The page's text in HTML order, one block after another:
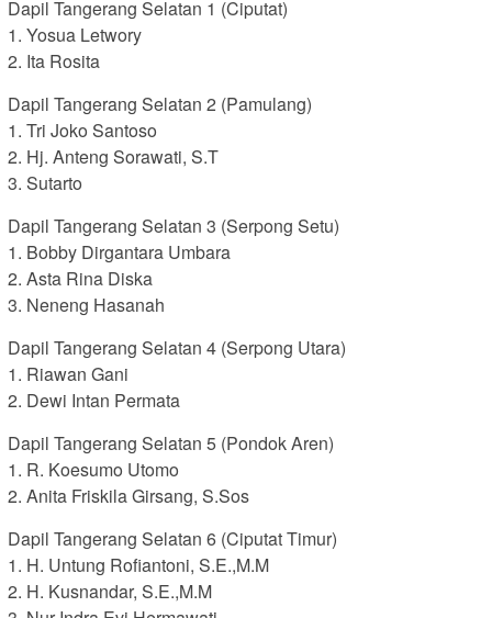
Dapil Tangerang Selatan 1 (Ciputat)
1. Yosua Letwory
2. Ita Rosita
Dapil Tangerang Selatan 2 (Pamulang)
1. Tri Joko Santoso
2. Hj. Anteng Sorawati, S.T
3. Sutarto
Dapil Tangerang Selatan 3 (Serpong Setu)
1. Bobby Dirgantara Umbara
2. Asta Rina Diska
3. Neneng Hasanah
Dapil Tangerang Selatan 4 (Serpong Utara)
1. Riawan Gani
2. Dewi Intan Permata
Dapil Tangerang Selatan 5 (Pondok Aren)
1. R. Koesumo Utomo
2. Anita Friskila Girsang, S.Sos
Dapil Tangerang Selatan 6 (Ciputat Timur)
1. H. Untung Rofiantoni, S.E.,M.M
2. H. Kusnandar, S.E.,M.M